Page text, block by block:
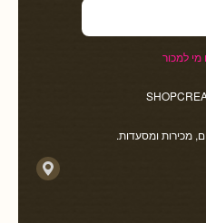
למכור
מכירות ומסעדות.